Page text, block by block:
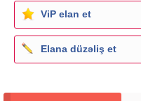
ViP elan et
Elana düzəliş et